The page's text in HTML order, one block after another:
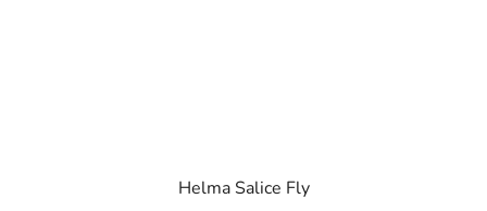
Helma Salice Fly